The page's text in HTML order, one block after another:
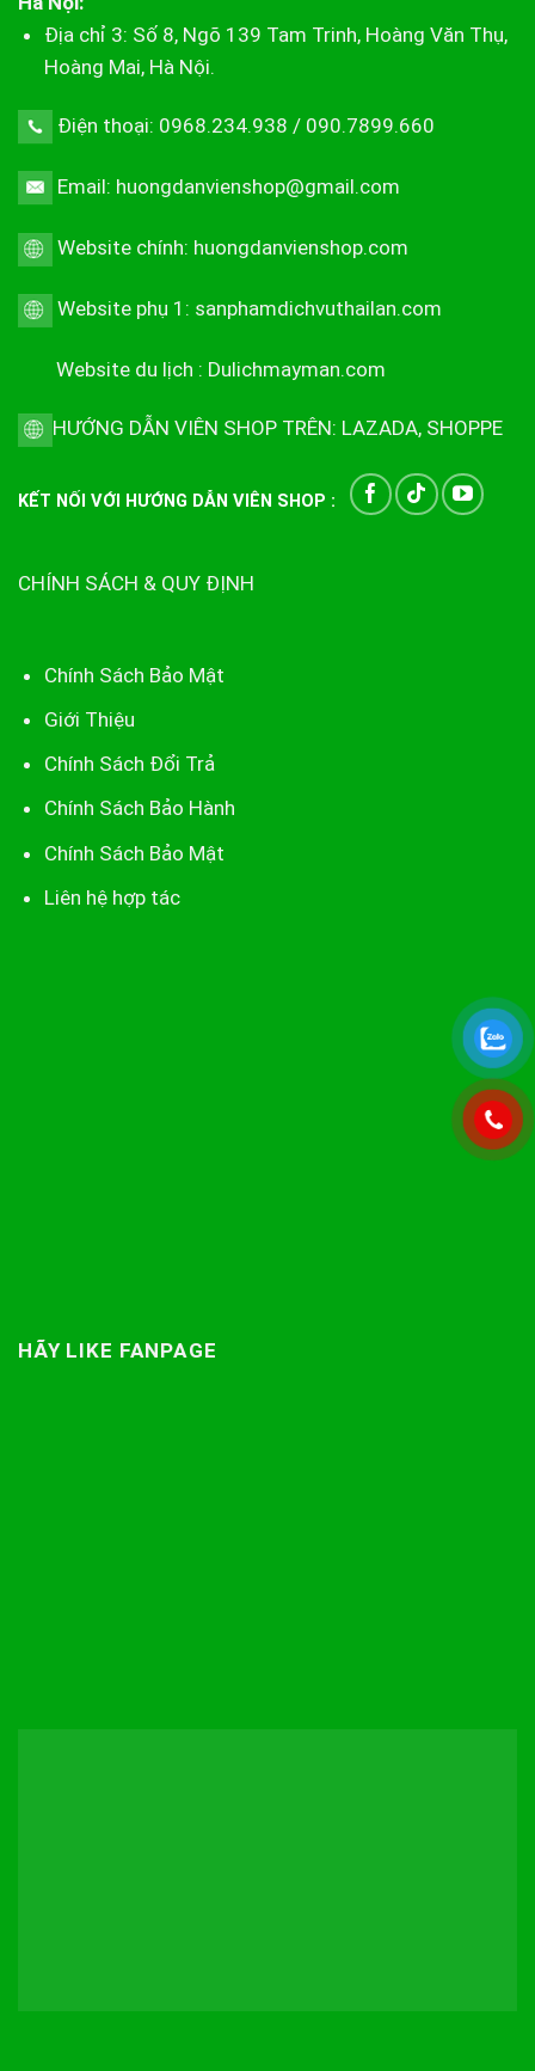
Địa chỉ 3: Số 8, Ngõ 139 Tam Trinh, Hoàng Văn Thụ,
Hoàng Mai, Hà Nội.
Điện thoại: 0968.234.938 / 090.7899.660
Email: huongdanvienshop@gmail.com
Website chính: huongdanvienshop.com
Website phụ 1: sanphamdichvuthailan.com
Website du lịch : Dulichmayman.com
HƯỚNG DẪN VIÊN SHOP TRÊN: LAZADA, SHOPPE
KẾT NỐI VỚI HƯỚNG DẪN VIÊN SHOP :
CHÍNH SÁCH & QUY ĐỊNH
Chính Sách Bảo Mật
Giới Thiệu
Chính Sách Đổi Trả
Chính Sách Bảo Hành
Chính Sách Bảo Mật
Liên hệ hợp tác
HÃY LIKE FANPAGE